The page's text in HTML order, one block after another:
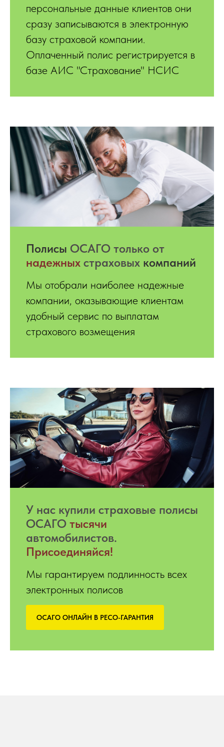
персональные данные клиентов они
сразу записываются в электронную
базу страховой компании.
Оплаченный полис регистрируется в
базе АИС "Страхование" НСИС
Полисы ОСАГО только от
надежных страховых компаний
Мы отобрали наиболее надежные
компании, оказывающие клиентам
удобный сервис по выплатам
страхового возмещения
У нас купили страховые полисы
ОСАГО тысячи
автомобилистов.
Присоединяйся!
Мы гарантируем подлинность всех
электронных полисов
ОСАГО ОНЛАЙН В РЕСО-ГАРАНТИЯ